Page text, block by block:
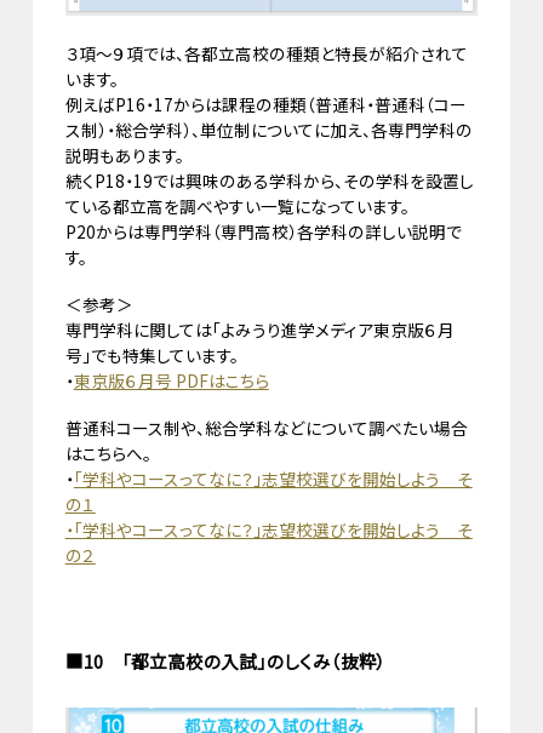
３項～９項では、各都立高校の種類と特長が紹介されて
います。
例えばP16・17からは課程の種類（普通科・普通科（コー
ス制）・総合学科）、単位制についてに加え、各専門学科の
説明もあります。
続くP18・19では興味のある学科から、その学科を設置し
ている都立高を調べやすい一覧になっています。
P20からは専門学科（専門高校）各学科の詳しい説明で
す。
＜参考＞
専門学科に関しては「よみうり進学メディア東京版６月
号」でも特集しています。
・東京版６月号 PDFはこちら
普通科コース制や、総合学科などについて調べたい場合
はこちらへ。
・「学科やコースってなに？」志望校選びを開始しよう そ
の１
・「学科やコースってなに？」志望校選びを開始しよう そ
の２
■10 「都立高校の入試」のしくみ（抜粋）